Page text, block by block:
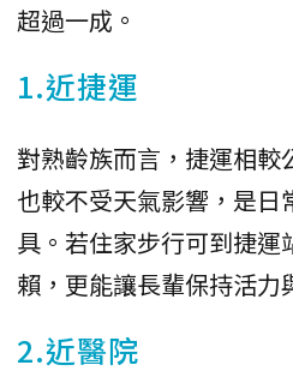
超過一成。
1.近捷運
對熟齡族而言，捷運相較
也較不受天氣影響，是日
具。若住家步行可到捷運
賴，更能讓長輩保持活力
2.近醫院